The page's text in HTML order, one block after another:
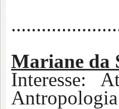
Mariane da
Interesse: